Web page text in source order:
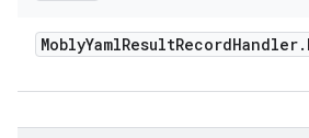
MoblyYamlResultRecordHandler.